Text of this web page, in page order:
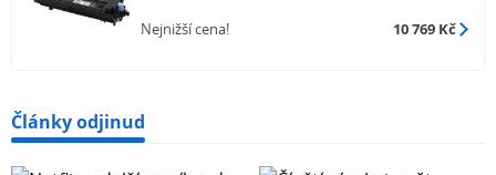
Nejnižší cena! 10 769 Kč
Články odjinud